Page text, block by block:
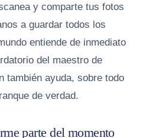
y comparte tus fotos
a guardar todos los
entiende de inmediato
del maestro de
también ayuda, sobre todo
de verdad.
parte del momento